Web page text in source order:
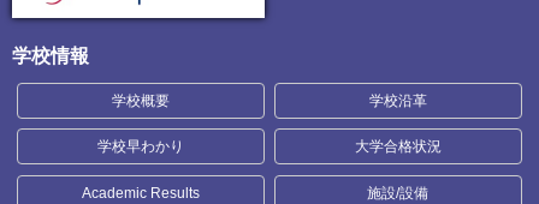
学校情報
学校概要 学校沿革
学校早わかり 大学合格状況
Academic Results 施設/設備